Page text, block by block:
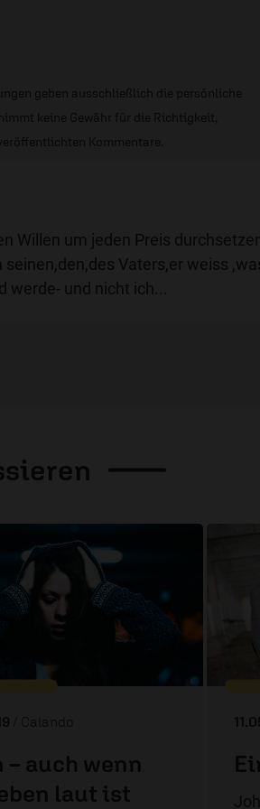
geben ausschließlich die persönliche
keine Gewähr für die Richtigkeit,
Kommentare.
Willen um jeden Preis
Vaters,er weiss
und nicht ich...
/ Calando
– auch wenn
laut ist